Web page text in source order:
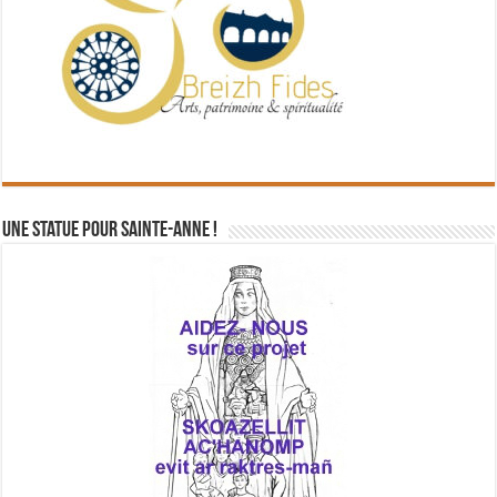
Une statue pour Sainte-Anne !